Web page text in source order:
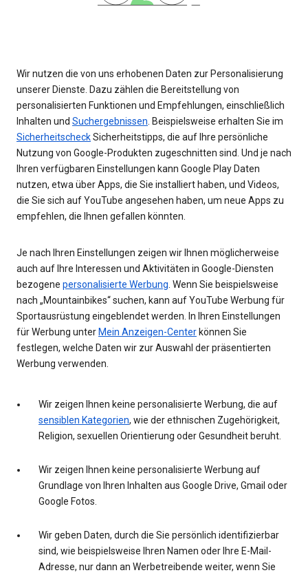
Wir nutzen die von uns erhobenen Daten zur Personalisierung
unserer Dienste. Dazu zählen die Bereitstellung von
personalisierten Funktionen und Empfehlungen, einschließlich
Inhalten und Suchergebnissen . Beispielsweise erhalten Sie im
SicherheitscheckSicherheitstipps, die auf Ihre persönliche
Nutzung von Google-Produkten zugeschnitten sind. Und je nach
Ihren verfügbaren Einstellungen kann Google Play Daten
nutzen, etwa über Apps, die Sie installiert haben, und Videos,
die Sie sich auf YouTube angesehen haben, um neue Apps zu
empfehlen, die Ihnen gefallen könnten.
Je nach Ihren Einstellungen zeigen wir Ihnen möglicherweise
auch auf Ihre Interessen und Aktivitäten in Google-Diensten
bezogene personalisierte Werbung . Wenn Sie beispielsweise
nach „Mountainbikes“ suchen, kann auf YouTube Werbung für
Sportausrüstung eingeblendet werden. In Ihren Einstellungen
für Werbung unterMein Anzeigen-Centerkönnen Sie
festlegen, welche Daten wir zur Auswahl der präsentierten
Werbung verwenden.
Wir zeigen Ihnen keine personalisierte Werbung, die auf
sensiblen Kategorien, wie der ethnischen Zugehörigkeit,
Religion, sexuellen Orientierung oder Gesundheit beruht.
Wir zeigen Ihnen keine personalisierte Werbung auf
Grundlage von Ihren Inhalten aus Google Drive, Gmail oder
Google Fotos.
Wir geben Daten, durch die Sie persönlich identifizierbar
sind, wie beispielsweise Ihren Namen oder Ihre E-Mail-
Adresse, nur dann an Werbetreibende weiter, wenn Sie